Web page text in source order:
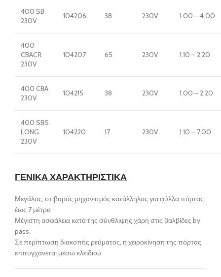
400 SB
230V
104206 38 230V 1.00 – 4.00
400
CBACR
230V
104207 65 230V 1.10 – 2.20
400 CBA
230V
104215 38 230V 1.00 – 2.20
400 SBS
LONG
230V
104220 17 230V 1.10 – 7.00
ΓΕΝΙΚΑ ΧΑΡΑΚΤΗΡΙΣΤΙΚΑ
Μεγάλος, στιβαρός μηχανισμός κατάλληλος για φύλλα πόρτας
έως 7 μέτρα
Μέγιστη ασφάλεια κατά της σύνθλιψης χάρη στις βαλβίδες by
pass.
Σε περίπτωση διακοπής ρεύματος, η χειροκίνηση της πόρτας
επιτυγχάνεται μέσω κλειδιού.